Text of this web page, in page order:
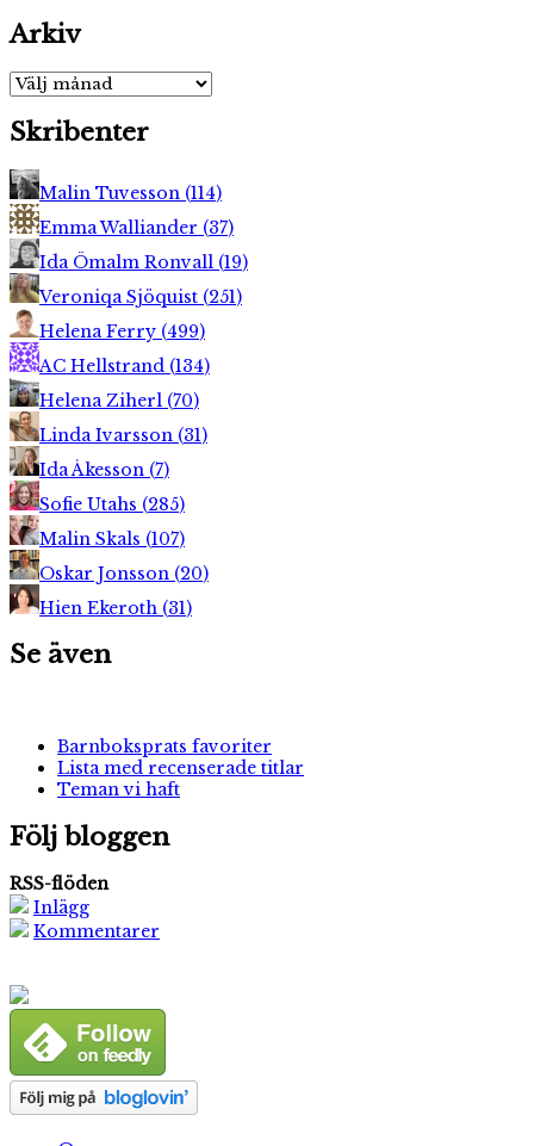
Arkiv
Arkiv
Skribenter
Malin Tuvesson (114)
Emma Walliander (37)
Ida Ömalm Ronvall (19)
Veroniqa Sjöquist (251)
Helena Ferry (499)
AC Hellstrand (134)
Helena Ziherl (70)
Linda Ivarsson (31)
Ida Åkesson (7)
Sofie Utahs (285)
Malin Skals (107)
Oskar Jonsson (20)
Hien Ekeroth (31)
Se även
Barnboksprats favoriter
Lista med recenserade titlar
Teman vi haft
Följ bloggen
RSS-flöden
Inlägg
Kommentarer